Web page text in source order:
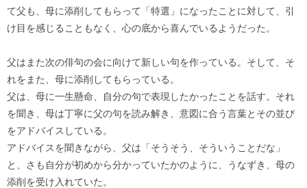
て父も、母に添削してもらって「特選」になったことに対して、引
け目を感じることもなく、心の底から喜んでいるようだった。
父はまた次の俳句の会に向けて新しい句を作っている。そして、そ
れをまた、母に添削してもらっている。
父は、母に一生懸命、自分の句で表現したかったことを話す。それ
を聞き、母は丁寧に父の句を読み解き、意図に合う言葉とその並び
をアドバイスしている。
アドバイスを聞きながら、父は「そうそう、そういうことだな」
と、さも自分が初めから分かっていたかのように、うなずき、母の
添削を受け入れていた。